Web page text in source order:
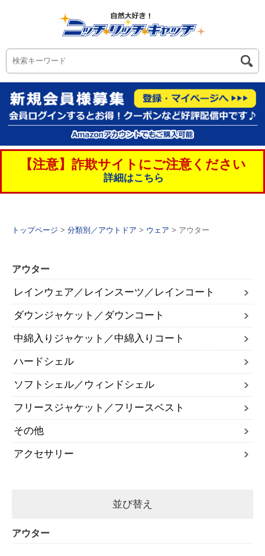
【注意】詐欺サイトにご注意ください
詳細はこちら
トップページ > 分類別／アウトドア > ウェア > アウター
アウター
レインウェア／レインスーツ／レインコート
ダウンジャケット／ダウンコート
中綿入りジャケット／中綿入りコート
ハードシェル
ソフトシェル／ウィンドシェル
フリースジャケット／フリースベスト
その他
アクセサリー
並び替え
アウター